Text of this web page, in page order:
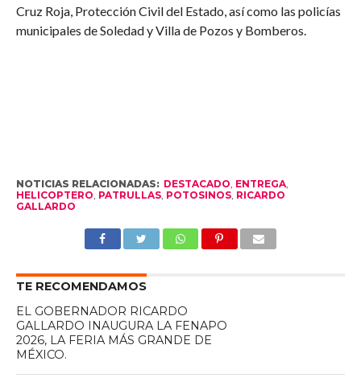
Cruz Roja, Protección Civil del Estado, así como las policías
municipales de Soledad y Villa de Pozos y Bomberos.
NOTICIAS RELACIONADAS: DESTACADO, ENTREGA,
HELICOPTERO, PATRULLAS, POTOSINOS, RICARDO
GALLARDO
TE RECOMENDAMOS
EL GOBERNADOR RICARDO
GALLARDO INAUGURA LA FENAPO
2026, LA FERIA MÁS GRANDE DE
MÉXICO.